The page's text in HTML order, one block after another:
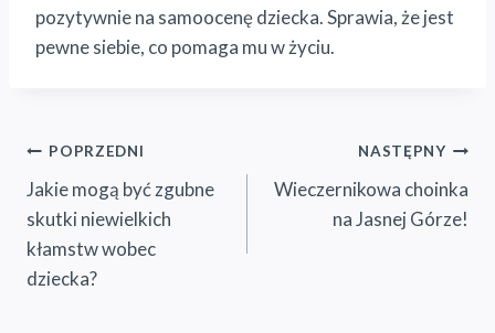
pozytywnie na samoocenę dziecka. Sprawia, że jest
pewne siebie, co pomaga mu w życiu.
Nawigacja
wpisu
POPRZEDNI
Jakie mogą być zgubne
skutki niewielkich
kłamstw wobec
dziecka?
NASTĘPNY
Wieczernikowa choinka
na Jasnej Górze!